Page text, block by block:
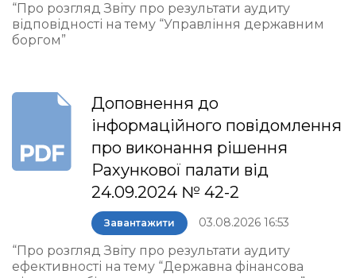
“Про розгляд Звіту про результати аудиту
відповідності на тему “Управління державним
боргом”
Доповнення до
інформаційного повідомлення
про виконання рішення
Рахункової палати від
24.09.2024 № 42-2
Завантажити 03.08.2026 16:53
“Про розгляд Звіту про результати аудиту
ефективності на тему “Державна фінансова